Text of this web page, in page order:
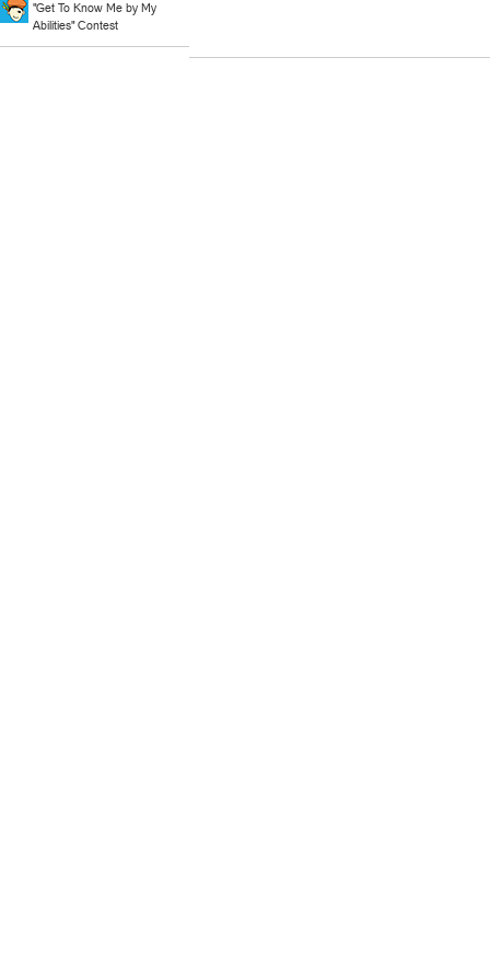
"Get To Know Me by My
Abilities" Contest